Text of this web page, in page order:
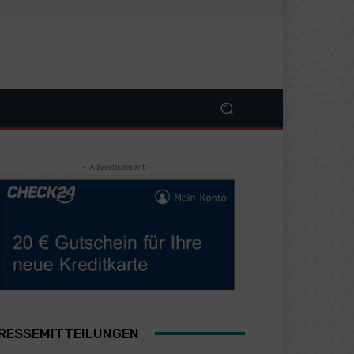
- Advertisement -